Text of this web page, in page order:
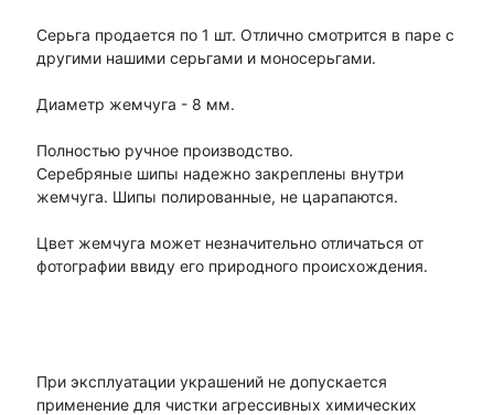
Серьга продается по 1 шт. Отлично смотрится в паре с
другими нашими серьгами и моносерьгами.
Диаметр жемчуга - 8 мм.
Полностью ручное производство.
Серебряные шипы надежно закреплены внутри
жемчуга. Шипы полированные, не царапаются.
Цвет жемчуга может незначительно отличаться от
фотографии ввиду его природного происхождения.
При эксплуатации украшений не допускается
применение для чистки агрессивных химических